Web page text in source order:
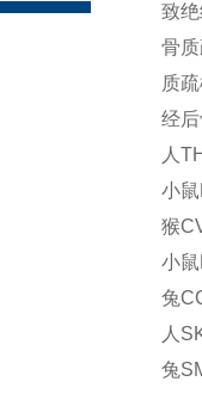
致
骨
质
经
人
小
猴
小
兔
人
兔